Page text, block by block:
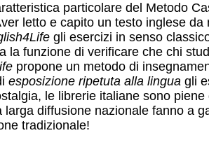
particolare del Metodo
letto e capito un testo inglese
gli esercizi in senso
la funzione di verificare che chi
propone un metodo di
esposizione ripetuta alla lingua gli
le librerie italiane sono
larga diffusione nazionale fanno a
tradizionale!